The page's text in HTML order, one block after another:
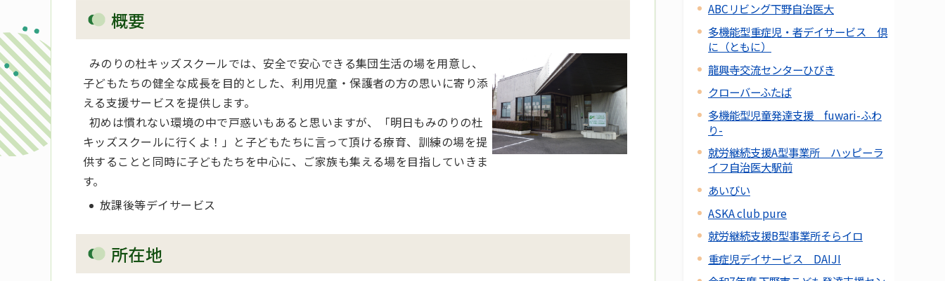
概要
みのりの杜キッズスクールでは、安全で安心できる集団生活の場を用意し、
子どもたちの健全な成長を目的とした、利用児童・保護者の方の思いに寄り添
える支援サービスを提供します。
初めは慣れない環境の中で戸惑いもあると思いますが、「明日もみのりの杜
キッズスクールに行くよ！」と子どもたちに言って頂ける療育、訓練の場を提
供することと同時に子どもたちを中心に、ご家族も集える場を目指していきま
す。
放課後等デイサービス
所在地
ABCリビング下野自治医大
多機能型重症児・者デイサービス 倶
に（ともに）
龍興寺交流センターひびき
クローバーふたば
多機能型児童発達支援 fuwari-ふわ
り-
就労継続支援A型事業所 ハッピーラ
イフ自治医大駅前
あいびい
ASKA club pure
就労継続支援B型事業所そらイロ
重症児デイサービス DAIJI